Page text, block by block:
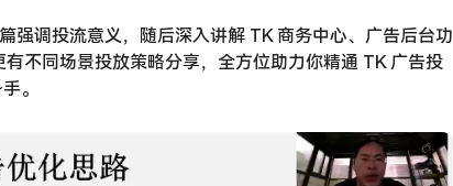
强调投流意义，随后深入讲解 TK 商务中心、广告后台功
不同场景投放策略分享，全方位助力你精通 TK 广告投
。